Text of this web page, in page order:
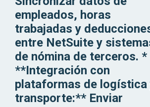
empleados, horas
trabajadas y
entre NetSuite y
de nómina de terceros. *
**Integración con
plataformas de logística
transporte:** Enviar